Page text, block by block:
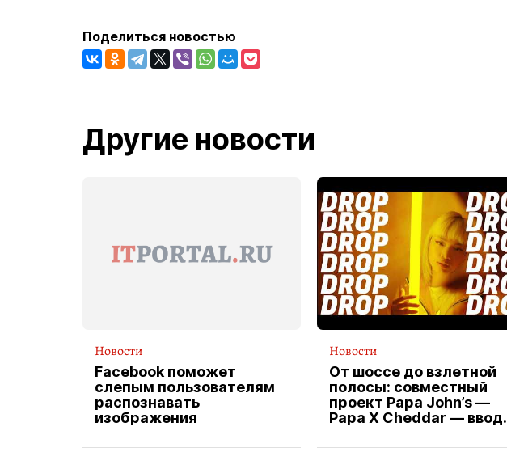
Поделиться новостью
Другие новости
Новости
Facebook поможет
слепым пользователям
распознавать
изображения
Новости
От шоссе до взлетной
полосы: совместный
проект Papa John’s —
Papa X Cheddar —
водителя службы